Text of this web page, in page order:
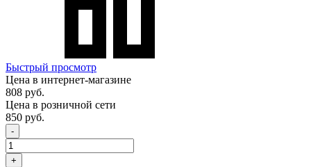
Быстрый просмотр
Цена в интернет-магазине
808 руб.
Цена в розничной сети
850 руб.
-
+